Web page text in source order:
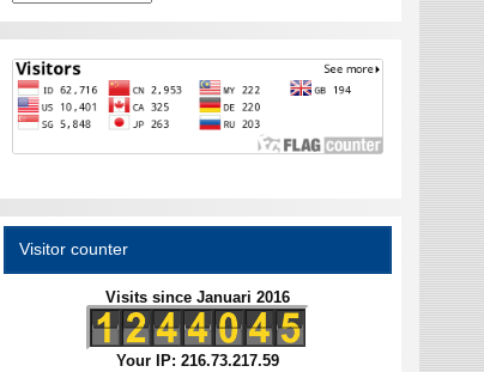
Visitor counter
Visits since Januari 2016
Your IP: 216.73.217.59